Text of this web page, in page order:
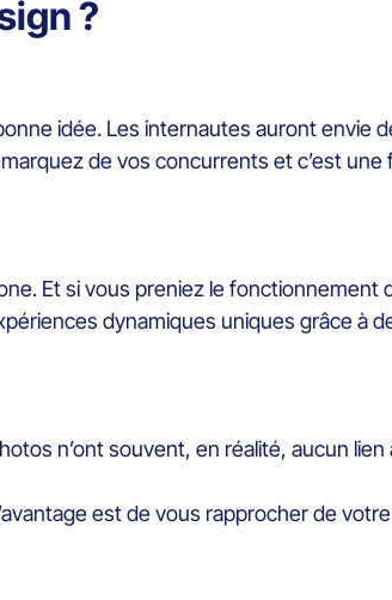
?
idée. Les internautes auront envie
de vos concurrents et c’est une
Et si vous preniez le fonctionnement
dynamiques uniques grâce à
n’ont souvent, en réalité, aucun lien
est de vous rapprocher de votre